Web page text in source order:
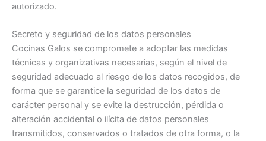
autorizado.
Secreto y seguridad de los datos personales
Cocinas Galos se compromete a adoptar las medidas
técnicas y organizativas necesarias, según el nivel de
seguridad adecuado al riesgo de los datos recogidos, de
forma que se garantice la seguridad de los datos de
carácter personal y se evite la destrucción, pérdida o
alteración accidental o ilícita de datos personales
transmitidos, conservados o tratados de otra forma, o la